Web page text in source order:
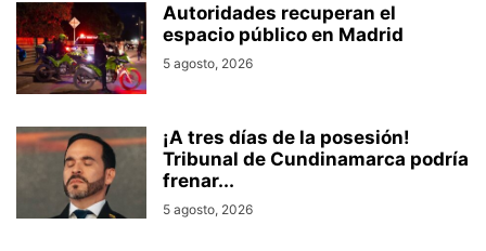
Autoridades recuperan el
espacio público en Madrid
5 agosto, 2026
¡A tres días de la posesión!
Tribunal de Cundinamarca podría
frenar...
5 agosto, 2026